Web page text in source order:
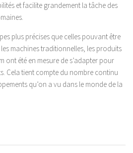
et facilite grandement la tâche des
plus précises que celles pouvant être
machines traditionnelles, les produits
ont été en mesure de s’adapter pour
Cela tient compte du nombre continu
qu’on a vu dans le monde de la